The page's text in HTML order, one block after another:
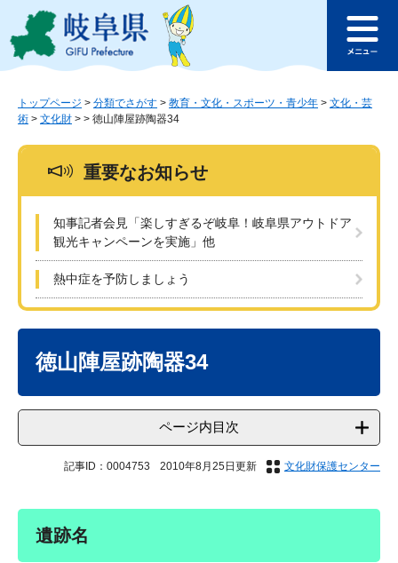
ジ
ュ
このページの本文へ
ュ
トップページ > 分類でさがす > 教育・文化・スポーツ・青少年 > 文化・芸
術 > 文化財 > > 徳山陣屋跡陶器34
重要なお知らせ
知事記者会見「楽しすぎるぞ岐阜！岐阜県アウトドア
観光キャンペーンを実施」他
熱中症を予防しましょう
徳山陣屋跡陶器34
ページ内目次
記事ID：0004753 2010年8月25日更新 文化財保護センター
遺跡名